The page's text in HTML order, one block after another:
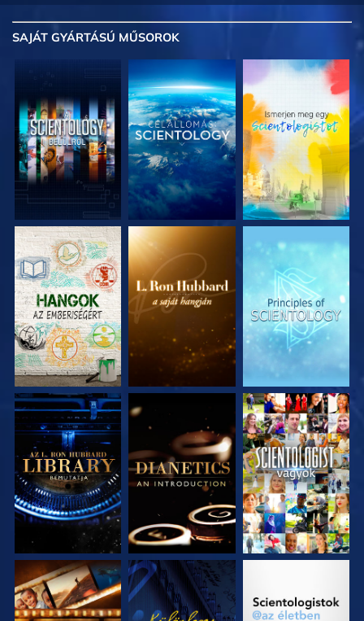
SAJÁT GYÁRTÁSÚ MŰSOROK
A SOROZAT
RÉSZEI
A SOROZAT
RÉSZEI
A SOROZAT
RÉSZEI
A SOROZAT
RÉSZEI
A SOROZAT
RÉSZEI
MŰSORNÉZÉS
A SOROZAT
MŰSORNÉZÉS
A SOROZAT